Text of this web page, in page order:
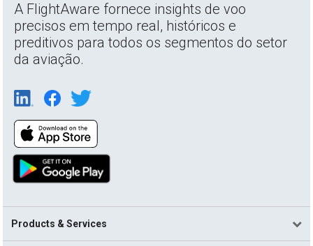
A FlightAware fornece insights de voo
precisos em tempo real, históricos e
preditivos para todos os segmentos do setor
da aviação.
Products & Services